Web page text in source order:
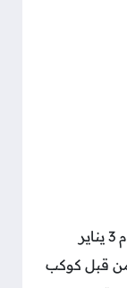
ليوم 3 يناير
من قبل كوكب